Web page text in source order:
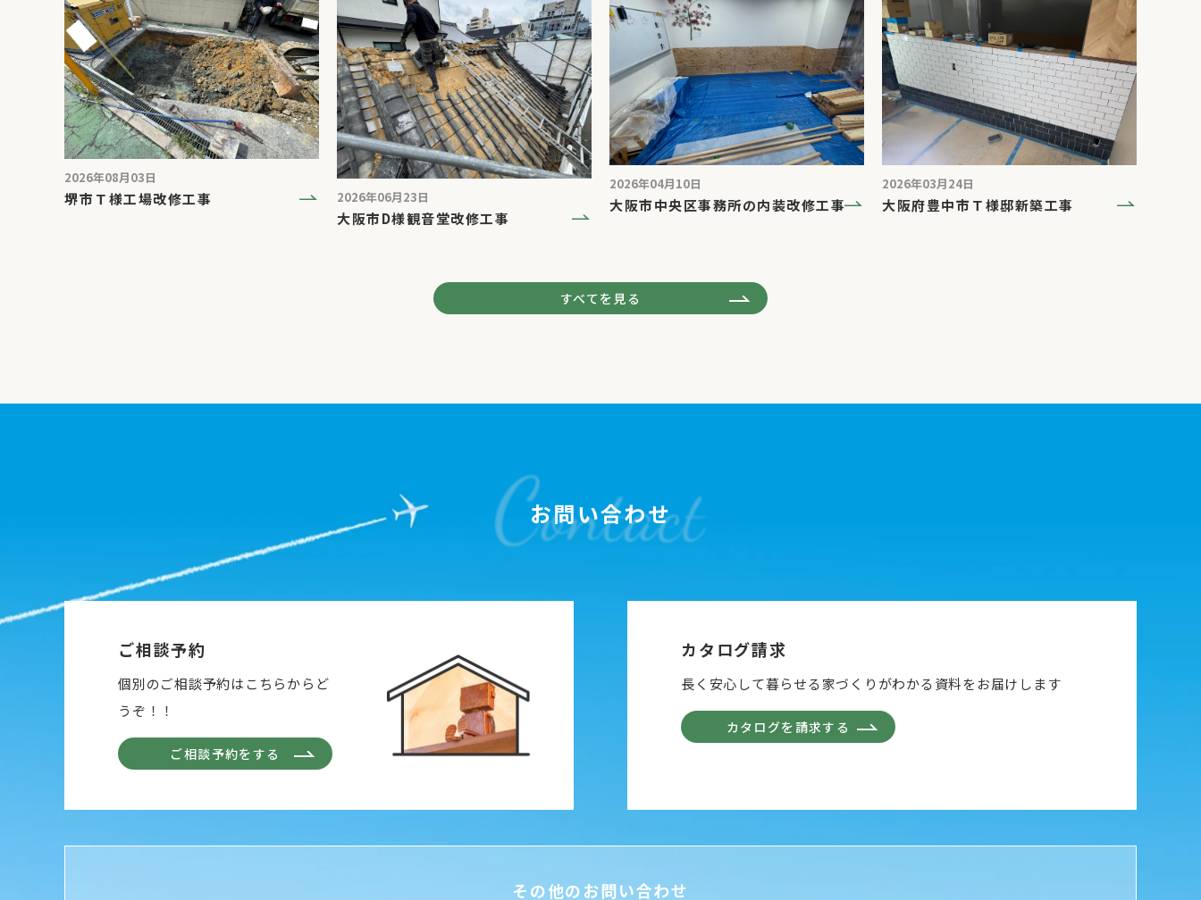
2026年08月03日
堺市Ｔ様工場改修工事 2026年06月23日
大阪市D様観音堂改修工事
2026年04月10日
大阪市中央区事務所の内装改修工事
2026年03月24日
大阪府豊中市Ｔ様邸新築工事
すべてを見る
お問い合わせ
ご相談予約
個別のご相談予約はこちらからど
うぞ！！
ご相談予約をする
カタログ請求
長く安心して暮らせる家づくりがわかる資料をお届けします
カタログを請求する
その他のお問い合わせ